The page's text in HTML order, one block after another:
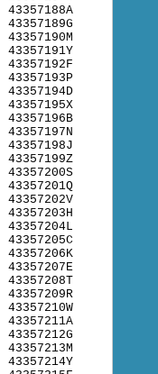
43357188A
43357189G
43357190M
43357191Y
43357192F
43357193P
43357194D
43357195X
43357196B
43357197N
43357198J
43357199Z
43357200S
43357201Q
43357202V
43357203H
43357204L
43357205C
43357206K
43357207E
43357208T
43357209R
43357210W
43357211A
43357212G
43357213M
43357214Y